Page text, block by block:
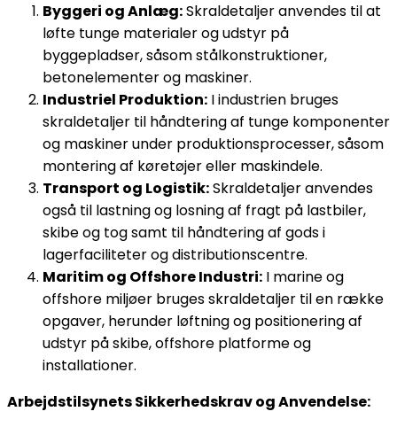
Byggeri og Anlæg:Skraldetaljer anvendes til at
løfte tunge materialer og udstyr på
byggepladser, såsom stålkonstruktioner,
betonelementer og maskiner.
Industriel Produktion: I industrien bruges
skraldetaljer til håndtering af tunge komponenter
og maskiner under produktionsprocesser, såsom
montering af køretøjer eller maskindele.
Transport og Logistik:Skraldetaljer anvendes
også til lastning og losning af fragt på lastbiler,
skibe og tog samt til håndtering af gods i
lagerfaciliteter og distributionscentre.
Maritim og Offshore Industri: I marine og
offshore miljøer bruges skraldetaljer til en række
opgaver, herunder løftning og positionering af
udstyr på skibe, offshore platforme og
installationer.
Arbejdstilsynets Sikkerhedskrav og Anvendelse: